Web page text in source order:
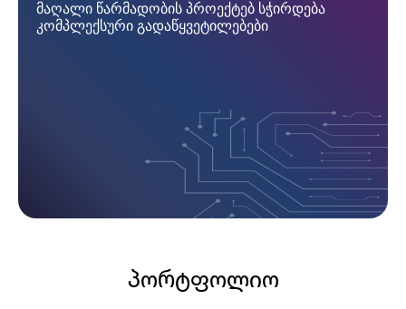
მაღალი წარმადობის პროექტებ სჭირდება
კომპლექსური გადაწყვეტილებები
პორტფოლიო